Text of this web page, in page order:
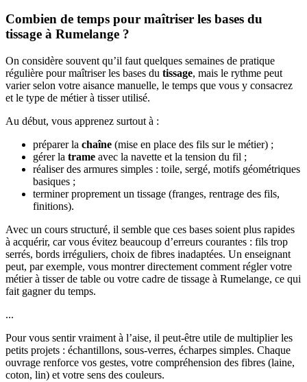
Combien de temps pour maîtriser les bases du
tissage à Rumelange ?
On considère souvent qu’il faut quelques semaines de pratique
régulière pour maîtriser les bases du tissage, mais le rythme peut
varier selon votre aisance manuelle, le temps que vous y consacrez
et le type de métier à tisser utilisé.
Au début, vous apprenez surtout à :
préparer la chaîne (mise en place des fils sur le métier) ;
gérer la trame avec la navette et la tension du fil ;
réaliser des armures simples : toile, sergé, motifs géométriques
basiques ;
terminer proprement un tissage (franges, rentrage des fils,
finitions).
Avec un cours structuré, il semble que ces bases soient plus rapides
à acquérir, car vous évitez beaucoup d’erreurs courantes : fils trop
serrés, bords irréguliers, choix de fibres inadaptées. Un enseignant
peut, par exemple, vous montrer directement comment régler votre
métier à tisser de table ou votre cadre de tissage à Rumelange, ce qui
fait gagner du temps.
...
Pour vous sentir vraiment à l’aise, il peut-être utile de multiplier les
petits projets : échantillons, sous-verres, écharpes simples. Chaque
ouvrage renforce vos gestes, votre compréhension des fibres (laine,
coton, lin) et votre sens des couleurs.